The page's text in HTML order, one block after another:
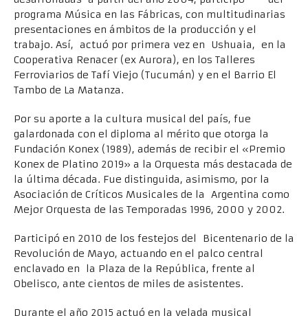
programa Música en las Fábricas, con multitudinarias
presentaciones en ámbitos de la producción y el
trabajo. Así, actuó por primera vez en Ushuaia, en la
Cooperativa Renacer (ex Aurora), en los Talleres
Ferroviarios de Tafí Viejo (Tucumán) y en el Barrio El
Tambo de La Matanza.
Por su aporte a la cultura musical del país, fue
galardonada con el diploma al mérito que otorga la
Fundación Konex (1989), además de recibir el «Premio
Konex de Platino 2019» a la Orquesta más destacada de
la última década. Fue distinguida, asimismo, por la
Asociación de Críticos Musicales de la Argentina como
Mejor Orquesta de las Temporadas 1996, 2000 y 2002.
Participó en 2010 de los festejos del Bicentenario de la
Revolución de Mayo, actuando en el palco central
enclavado en la Plaza de la República, frente al
Obelisco, ante cientos de miles de asistentes.
Durante el año 2015 actuó en la velada musical